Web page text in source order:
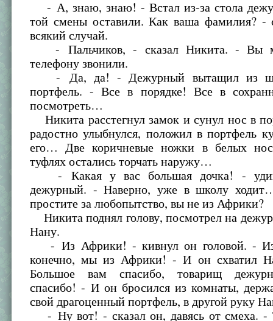
- А, знаю, знаю! - Встал из-за стола
той смены оставили. Как ваша фамилия? -
всякий случай.
- Пальчиков, - сказал Никита. - Вы
телефону звонили.
- Да, да! - Дежурный вытащил из
портфель. - Все в порядке! Все в
посмотреть…
Никита расстегнул замок и сунул нос в
радостно улыбнулся, положил в портфель
его… Две коричневые ножки в белых
туфлях остались торчать наружу…
- Какая у вас большая дочка! -
дежурный. - Наверно, уже в школу
простите за любопытство, вы не из Африки?
Никита поднял голову, посмотрел на
Нану.
- Из Африки! - кивнул он головой. -
конечно, мы из Африки! - И он схватил
Большое вам спасибо, товарищ
спасибо! - И он бросился из комнаты,
свой драгоценный портфель, в другой руку
- Ну вот! - сказал он, давясь от смеха. -